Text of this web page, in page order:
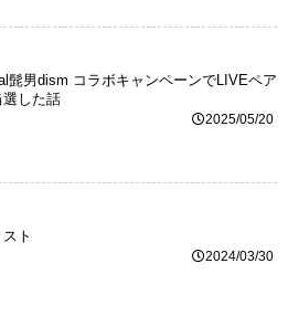
髭男dism コラボキャンペーンでLIVEペア
した話
2025/05/20
ト
2024/03/30